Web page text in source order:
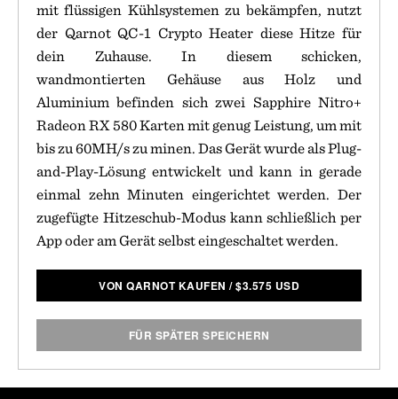
mit flüssigen Kühlsystemen zu bekämpfen, nutzt
der Qarnot QC-1 Crypto Heater diese Hitze für
dein Zuhause. In diesem schicken,
wandmontierten Gehäuse aus Holz und
Aluminium befinden sich zwei Sapphire Nitro+
Radeon RX 580 Karten mit genug Leistung, um mit
bis zu 60MH/s zu minen. Das Gerät wurde als Plug-
and-Play-Lösung entwickelt und kann in gerade
einmal zehn Minuten eingerichtet werden. Der
zugefügte Hitzeschub-Modus kann schließlich per
App oder am Gerät selbst eingeschaltet werden.
VON QARNOT KAUFEN /$3.575 USD
FÜR SPÄTER SPEICHERN